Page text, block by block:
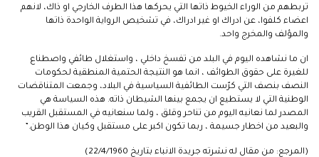
تربطهم من الوراء الخيوط ذاتها التي يحركها هذا الطرف الخارجي او ذاك، لانهم
اعضاء كلفوا، عن ادراك او غير ادراك، في تشخيص الرواية الواحدة ذاتها
والمؤلف والمخرج واحد.
ان ما نشاهده اليوم في البلد من تفسخ داخلي ، واستغلال طائفي واصطناع
للغيرة على حقوق الطوائف ، انما هو النتيجة الحتمية المنطقية لحكومات
النصف بنصف التي كرّست الطائفية السياسية في البلاد، وجمعت المتناقضات
الوطنية التي لا يستطيع ان يجمع بينها الشيطان ذاته. هذه السياسة هي
المصدر لما نعانيه اليوم من تناحر وقلق ، ولما سنعانيه في المستقبل القريب
والبعيد من اخطار جسيمة ، ربما تكون اكبر على مستقبل وكيان هذا الوطن.”
(المرجع: من مقال له نشرته جريدة الانباء بتاريخ 22/4/1960)